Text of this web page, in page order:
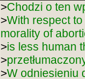
>Chodzi o ten
>With respect
morality of
>is less human
>
>W odniesieniu